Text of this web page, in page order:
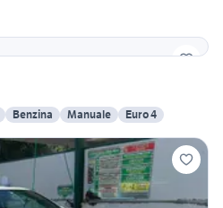
Benzina Manuale Euro 4